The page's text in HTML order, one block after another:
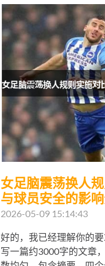
女足脑震荡换人
与球员安全的影
2026-05-09 15:14:43
好的，我已经理解你的
写一篇约3000字的文章